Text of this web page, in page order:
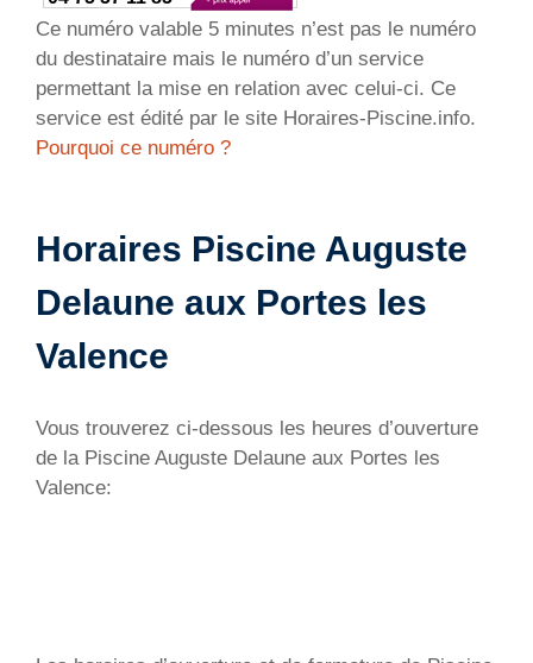
Ce numéro valable 5 minutes n’est pas le numéro
du destinataire mais le numéro d’un service
permettant la mise en relation avec celui-ci. Ce
service est édité par le site Horaires-Piscine.info.
Pourquoi ce numéro ?
Horaires Piscine Auguste
Delaune aux Portes les
Valence
Vous trouverez ci-dessous les heures d’ouverture
de la Piscine Auguste Delaune aux Portes les
Valence: